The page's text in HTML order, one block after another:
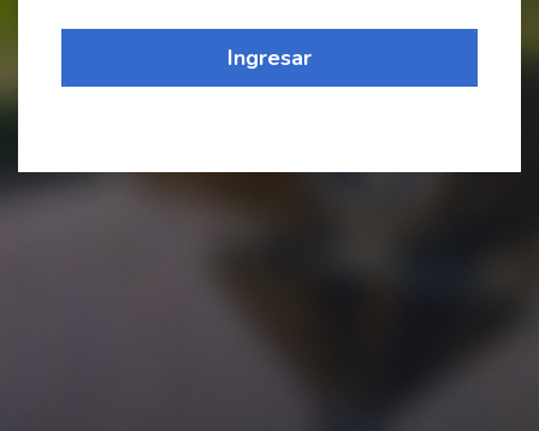
Ingresar